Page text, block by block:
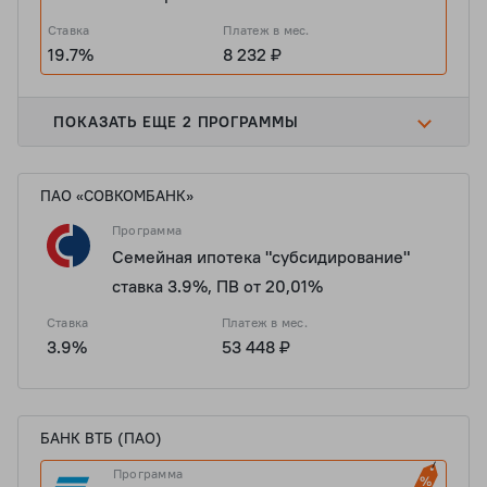
Ставка
19.7%
Платеж в мес.
8 232 ₽
ПОКАЗАТЬ ЕЩЕ 2 ПРОГРАММЫ
ПАО «СОВКОМБАНК»
Программа
Семейная ипотека "субсидирование"
ставка 3.9%, ПВ от 20,01%
Ставка
3.9%
Платеж в мес.
53 448 ₽
БАНК ВТБ (ПАО)
Программа